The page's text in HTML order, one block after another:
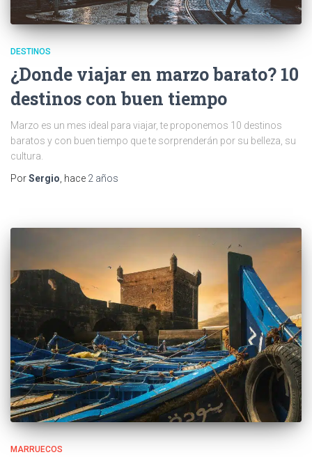
DESTINOS
¿Donde viajar en marzo barato? 10
destinos con buen tiempo
Marzo es un mes ideal para viajar, te proponemos 10 destinos
baratos y con buen tiempo que te sorprenderán por su belleza, su
cultura.
PorSergio , hace 2 años
MARRUECOS